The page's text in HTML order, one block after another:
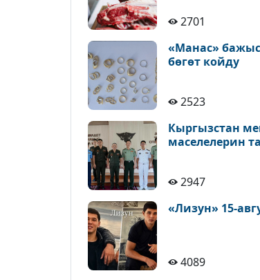
2701
«Манас»
бөгөт койду
2523
Кыргызстан
маселелерин
2947
«Лизун» 15-
4089